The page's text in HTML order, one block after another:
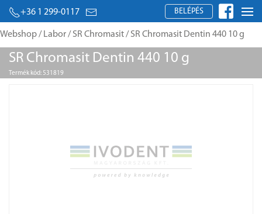
+36 1 299-0117 BELÉPÉS
Webshop/ Labor/ SR Chromasit/ SR Chromasit Dentin 440 10 g
SR Chromasit Dentin 440 10 g
Termék kód: 531819